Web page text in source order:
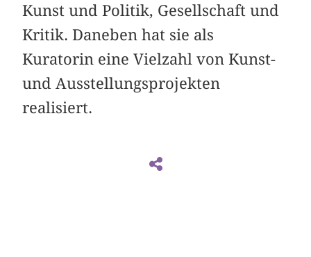
Kunst und Politik, Gesellschaft und
Kritik. Daneben hat sie als
Kuratorin eine Vielzahl von Kunst-
und Ausstellungsprojekten
realisiert.